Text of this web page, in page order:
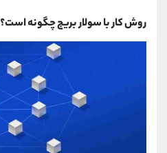
روش کار با سولار بریج چگونه است؟